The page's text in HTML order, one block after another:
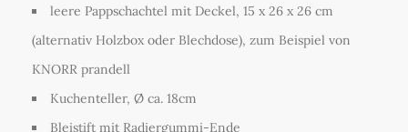
leere Pappschachtel mit Deckel, 15 x 26 x 26 cm
(alternativ Holzbox oder Blechdose), zum Beispiel von
KNORR prandell
Kuchenteller, Ø ca. 18cm
Bleistift mit Radiergummi-Ende